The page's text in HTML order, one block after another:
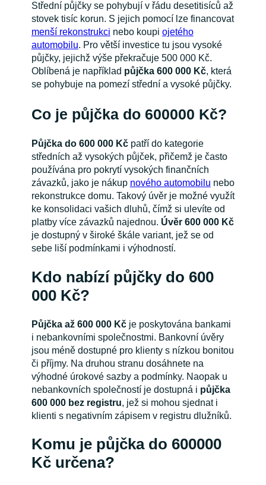
Střední půjčky se pohybují v řádu desetitisíců až
stovek tisíc korun. S jejich pomocí lze financovat
menší rekonstrukci nebo koupi ojetého
automobilu. Pro větší investice tu jsou vysoké
půjčky, jejichž výše překračuje 500 000 Kč.
Oblíbená je například půjčka 600 000 Kč, která
se pohybuje na pomezí střední a vysoké půjčky.
Co je půjčka do 600000 Kč?
Půjčka do 600 000 Kčpatří do kategorie
středních až vysokých půjček, přičemž je často
používána pro pokrytí vysokých finančních
závazků, jako je nákup nového automobilu nebo
rekonstrukce domu. Takový úvěr je možné využít
ke konsolidaci vašich dluhů, čímž si ulevíte od
platby více závazků najednou. Úvěr 600 000 Kč
je dostupný v široké škále variant, jež se od
sebe liší podmínkami i výhodností.
Kdo nabízí půjčky do 600
000 Kč?
Půjčka až 600 000 Kčje poskytována bankami
i nebankovními společnostmi. Bankovní úvěry
jsou méně dostupné pro klienty s nízkou bonitou
či příjmy. Na druhou stranu dosáhnete na
výhodné úrokové sazby a podmínky. Naopak u
nebankovních společností je dostupná i půjčka
600 000 bez registru, jež si mohou sjednat i
klienti s negativním zápisem v registru dlužníků.
Komu je půjčka do 600000
Kč určena?